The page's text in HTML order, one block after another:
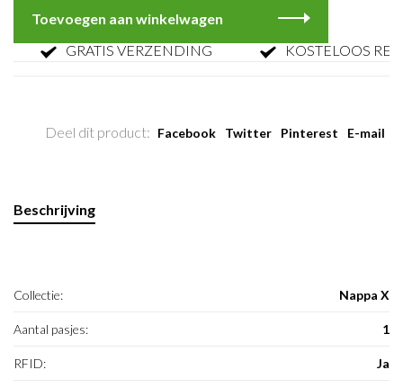
Toevoegen aan winkelwagen
GRATIS VERZENDING
KOSTELOOS
Deel dit product: Facebook Twitter Pinterest E-mail
Beschrijving
Collectie: Nappa X
Aantal pasjes: 1
RFID: Ja